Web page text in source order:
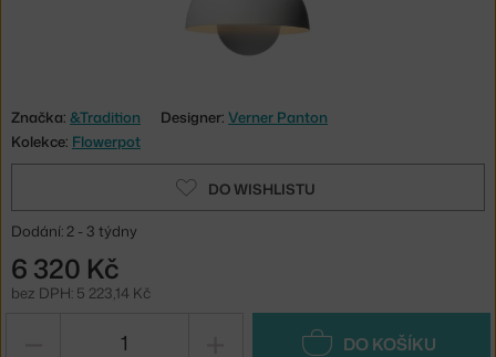
Značka: &Tradition Designer: Verner Panton
Kolekce: Flowerpot
DO WISHLISTU
Dodání: 2 - 3 týdny
6 320 Kč
bez DPH: 5 223,14 Kč
DO KOŠÍKU